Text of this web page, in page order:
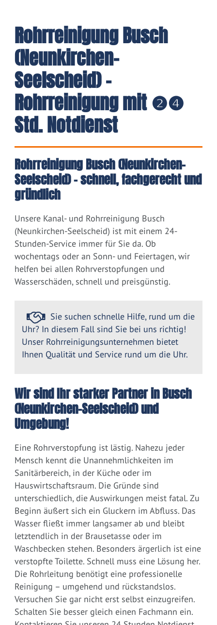
Rohrreinigung Busch
(Neunkirchen-
Seelscheid) -
Rohrreinigung mit ❷❹
Std. Notdienst
Rohrreinigung Busch (Neunkirchen-
Seelscheid) – schnell, fachgerecht und
gründlich
Unsere Kanal- und Rohrreinigung Busch
(Neunkirchen-Seelscheid) ist mit einem 24-
Stunden-Service immer für Sie da. Ob
wochentags oder an Sonn- und Feiertagen, wir
helfen bei allen Rohrverstopfungen und
Wasserschäden, schnell und preisgünstig.
Sie suchen schnelle Hilfe, rund um die
Uhr? In diesem Fall sind Sie bei uns richtig!
Unser Rohrreinigungsunternehmen bietet
Ihnen Qualität und Service rund um die Uhr.
Wir sind Ihr starker Partner in Busch
(Neunkirchen-Seelscheid) und
Umgebung!
Eine Rohrverstopfung ist lästig. Nahezu jeder
Mensch kennt die Unannehmlichkeiten im
Sanitärbereich, in der Küche oder im
Hauswirtschaftsraum. Die Gründe sind
unterschiedlich, die Auswirkungen meist fatal. Zu
Beginn äußert sich ein Gluckern im Abfluss. Das
Wasser fließt immer langsamer ab und bleibt
letztendlich in der Brausetasse oder im
Waschbecken stehen. Besonders ärgerlich ist eine
verstopfte Toilette. Schnell muss eine Lösung her.
Die Rohrleitung benötigt eine professionelle
Reinigung – umgehend und rückstandslos.
Versuchen Sie gar nicht erst selbst einzugreifen.
Schalten Sie besser gleich einen Fachmann ein.